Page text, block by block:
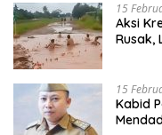
15
Aksi
Rusak,
15
Kabid